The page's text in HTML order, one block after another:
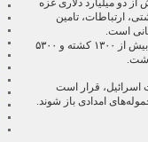
از دو میلیارد دلاری غزه
ارتباطات، تامین
است.
حملات ۲۳ روزه اسرائیل به غزه، بیش از ۱۳۰۰ کشته و ۵۳۰۰
اسرائیل، قرار است
امدادی باز شوند.